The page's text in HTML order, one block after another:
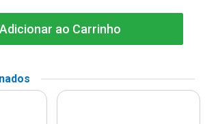
Adicionar ao Carrinho